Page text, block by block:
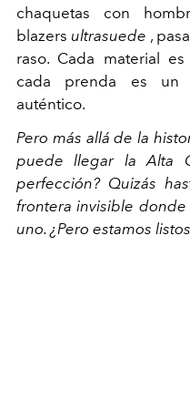
chaquetas con
blazers ultrasuede ,
raso. Cada material
cada prenda es
auténtico.
Pero más allá de la
puede llegar la Alta
perfección? Quizás
frontera invisible
uno. ¿Pero estamos